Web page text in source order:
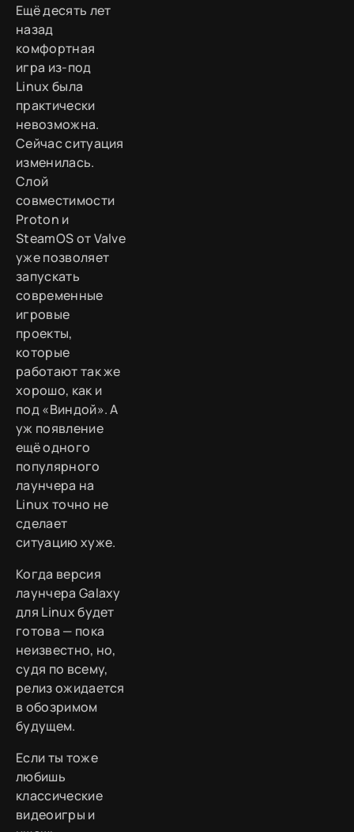
Ещё десять лет
назад
комфортная
игра из-под
Linux была
практически
невозможна.
Сейчас ситуация
изменилась.
Слой
совместимости
Proton и
SteamOS от Valve
уже позволяет
запускать
современные
игровые
проекты,
которые
работают так же
хорошо, как и
под «Виндой». А
уж появление
ещё одного
популярного
лаунчера на
Linux точно не
сделает
ситуацию хуже.
Когда версия
лаунчера Galaxy
для Linux будет
готова — пока
неизвестно, но,
судя по всему,
релиз ожидается
в обозримом
будущем.
Если ты тоже
любишь
классические
видеоигры и